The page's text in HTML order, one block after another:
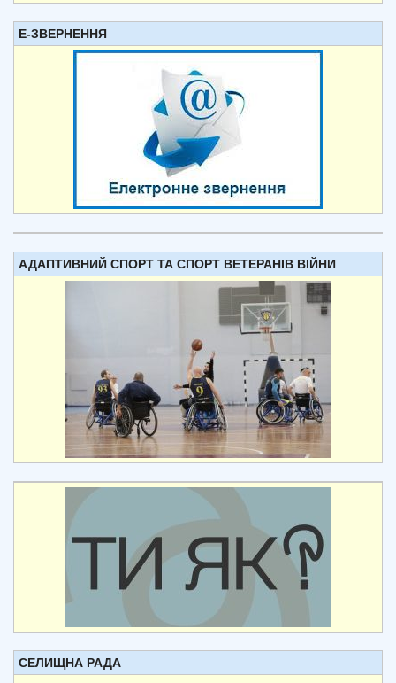
Е-ЗВЕРНЕННЯ
АДАПТИВНИЙ СПОРТ ТА СПОРТ ВЕТЕРАНІВ ВІЙНИ
СЕЛИЩНА РАДА